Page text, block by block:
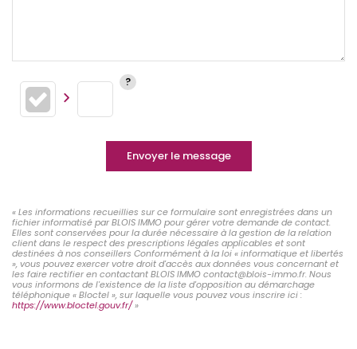
Envoyer le message
« Les informations recueillies sur ce formulaire sont enregistrées dans un
fichier informatisé par BLOIS IMMO pour gérer votre demande de contact.
Elles sont conservées pour la durée nécessaire à la gestion de la relation
client dans le respect des prescriptions légales applicables et sont
destinées à nos conseillers Conformément à la loi « informatique et libertés
», vous pouvez exercer votre droit d'accès aux données vous concernant et
les faire rectifier en contactant BLOIS IMMO contact@blois-immo.fr. Nous
vous informons de l'existence de la liste d'opposition au démarchage
téléphonique « Bloctel », sur laquelle vous pouvez vous inscrire ici :
https://www.bloctel.gouv.fr/»